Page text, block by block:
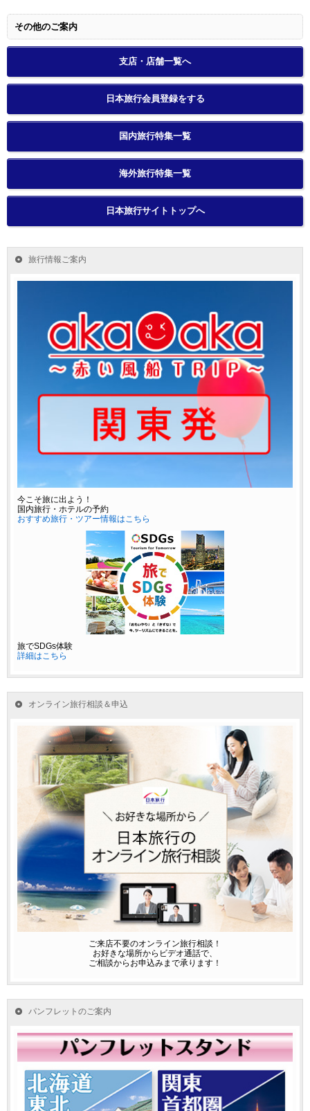
その他のご案内
支店・店舗一覧へ
日本旅行会員登録をする
国内旅行特集一覧
海外旅行特集一覧
日本旅行サイトトップへ
旅行情報ご案内
今こそ旅に出よう！
国内旅行・ホテルの予約
おすすめ旅行・ツアー情報はこちら
旅でSDGs体験
詳細はこちら
オンライン旅行相談＆申込
ご来店不要のオンライン旅行相談！
お好きな場所からビデオ通話で、
ご相談からお申込みまで承ります！
パンフレットのご案内